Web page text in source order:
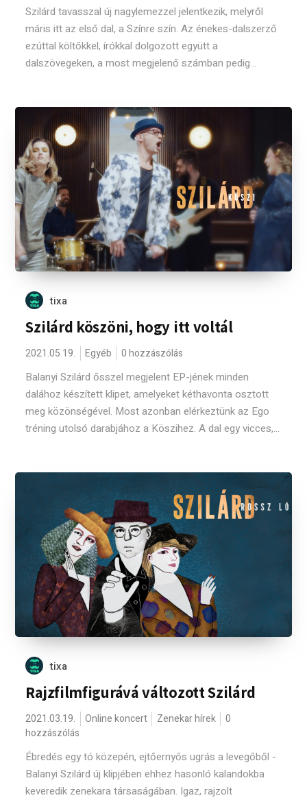
Szilárd tavasszal új nagylemezzel jelentkezik, melyről
máris itt az első dal, a Színre szín. Az énekes-dalszerző
ezúttal költőkkel, írókkal dolgozott együtt a
dalszövegeken, a most megjelenő számban pedig...
tixa
Szilárd köszöni, hogy itt voltál
2021.05.19. Egyéb 0 hozzászólás
Balanyi Szilárd ősszel megjelent EP-jének minden
dalához készített klipet, amelyeket kéthavonta osztott
meg közönségével. Most azonban elérkeztünk az Ego
tréning utolsó darabjához a Köszihez. A dal egy vicces,...
tixa
Rajzfilmfigurává változott Szilárd
2021.03.19. Online koncert Zenekar hírek
0
hozzászólás
Ébredés egy tó közepén, ejtőernyős ugrás a levegőből -
Balanyi Szilárd új klipjében ehhez hasonló kalandokba
keveredik zenekara társaságában. Igaz, rajzolt